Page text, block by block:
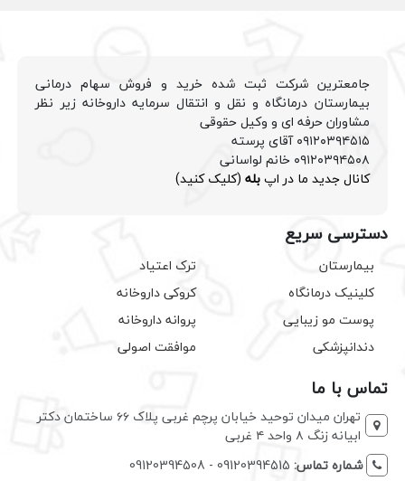
جامعترین شرکت ثبت شده خرید و فروش سهام درمانی
بیمارستان درمانگاه و نقل و انتقال سرمایه داروخانه زیر نظر
مشاوران حرفه ای و وکیل حقوقی
۰۹۱۲۰۳۹۴۵۱۵ آقای پرسته
۰۹۱۲۰۳۹۴۵۰۸ خانم لواسانی
کانال جدید ما در اپبله (کلیک کنید)
دسترسی سریع
بیمارستان
کلینیک درمانگاه
پوست مو زیبایی
دندانپزشکی
ترک اعتیاد
کروکی داروخانه
پروانه داروخانه
موافقت اصولی
تماس با ما
تهران میدان توحید خیابان پرچم غربی پلاک ۶۶ ساختمان دکتر
ابیانه زنگ ۸ واحد ۴ غربی
شماره تماس: 09120394515 - 09120394508